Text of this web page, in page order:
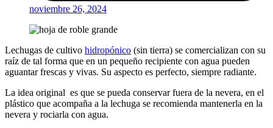
noviembre 26, 2024
Lechugas de cultivo hidropónico (sin tierra) se comercializan con su
raíz de tal forma que en un pequeño recipiente con agua pueden
aguantar frescas y vivas. Su aspecto es perfecto, siempre radiante.
La idea original es que se pueda conservar fuera de la nevera, en el
plástico que acompaña a la lechuga se recomienda mantenerla en la
nevera y rociarla con agua.